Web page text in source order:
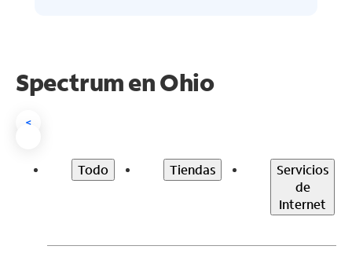
Spectrum enOhio
<
Todo Tiendas
Servicios
de
Internet